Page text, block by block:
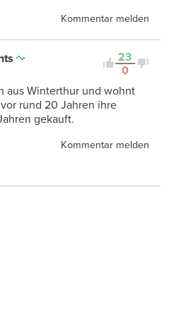
Kommentar melden
23
0
aus Winterthur und wohnt
rund 20 Jahren ihre
gekauft.
Kommentar melden